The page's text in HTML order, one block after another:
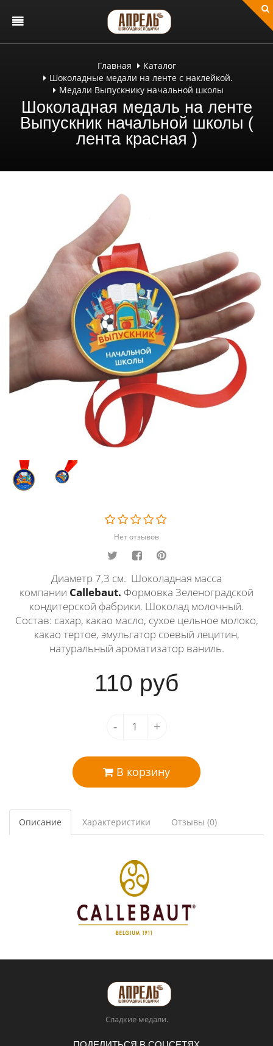
Главная
Каталог
Шоколадные медали на ленте с наклейкой.
Медали Выпускнику начальной школы
Шоколадная медаль на ленте
Выпускник начальной школы (
лента красная )
Нет отзывов
Диаметр 7,3 см. Шоколадная масса
компании Callebaut. Формовка Зеленоградской
кондитерской фабрики. Шоколад молочный.
Состав: сахар, какао масло, сухое цельное молоко,
какао тертое, эмульгатор соевый лецитин,
натуральный ароматизатор ваниль.
110 руб
- +
В корзину
Описание Характеристики Отзывы (0)
Сладкие медали.